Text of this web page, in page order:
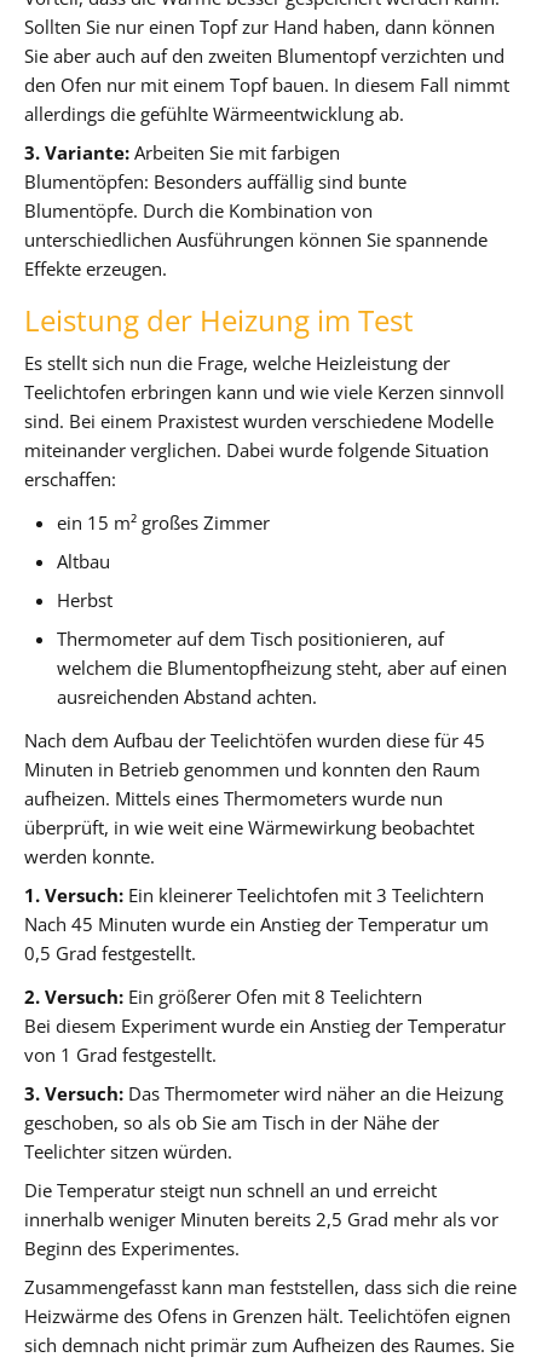
Sollten Sie nur einen Topf zur Hand haben, dann können
Sie aber auch auf den zweiten Blumentopf verzichten und
den Ofen nur mit einem Topf bauen. In diesem Fall nimmt
allerdings die gefühlte Wärmeentwicklung ab.
3. Variante: Arbeiten Sie mit farbigen
Blumentöpfen: Besonders auffällig sind bunte
Blumentöpfe. Durch die Kombination von
unterschiedlichen Ausführungen können Sie spannende
Effekte erzeugen.
Leistung der Heizung im Test
Es stellt sich nun die Frage, welche Heizleistung der
Teelichtofen erbringen kann und wie viele Kerzen sinnvoll
sind. Bei einem Praxistest wurden verschiedene Modelle
miteinander verglichen. Dabei wurde folgende Situation
erschaffen:
ein 15 m² großes Zimmer
Altbau
Herbst
Thermometer auf dem Tisch positionieren, auf
welchem die Blumentopfheizung steht, aber auf einen
ausreichenden Abstand achten.
Nach dem Aufbau der Teelichtöfen wurden diese für 45
Minuten in Betrieb genommen und konnten den Raum
aufheizen. Mittels eines Thermometers wurde nun
überprüft, in wie weit eine Wärmewirkung beobachtet
werden konnte.
1. Versuch: Ein kleinerer Teelichtofen mit 3 Teelichtern
Nach 45 Minuten wurde ein Anstieg der Temperatur um
0,5 Grad festgestellt.
2. Versuch: Ein größerer Ofen mit 8 Teelichtern
Bei diesem Experiment wurde ein Anstieg der Temperatur
von 1 Grad festgestellt.
3. Versuch: Das Thermometer wird näher an die Heizung
geschoben, so als ob Sie am Tisch in der Nähe der
Teelichter sitzen würden.
Die Temperatur steigt nun schnell an und erreicht
innerhalb weniger Minuten bereits 2,5 Grad mehr als vor
Beginn des Experimentes.
Zusammengefasst kann man feststellen, dass sich die reine
Heizwärme des Ofens in Grenzen hält. Teelichtöfen eignen
sich demnach nicht primär zum Aufheizen des Raumes. Sie